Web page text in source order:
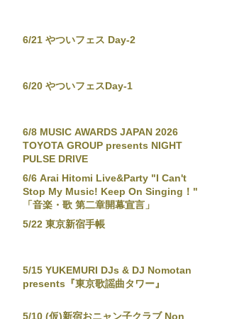
6/21 やついフェス Day-2
6/20 やついフェスDay-1
6/8 MUSIC AWARDS JAPAN 2026
TOYOTA GROUP presents NIGHT
PULSE DRIVE
6/6 Arai Hitomi Live&Party "I Can't
Stop My Music! Keep On Singing！"
「音楽・歌 第二章開幕宣言」
5/22 東京新宿手帳
5/15 YUKEMURI DJs & DJ Nomotan
presents『東京歌謡曲タワー』
5/10 (仮)新宿おニャン子クラブ Non